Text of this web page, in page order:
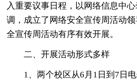
入重要议事日程，以网络信息中
调，成立了网络安全宣传周活动
全宣传周活动有序有效开展。
二、开展活动形式多样
1、两个校区从6月1日到7日